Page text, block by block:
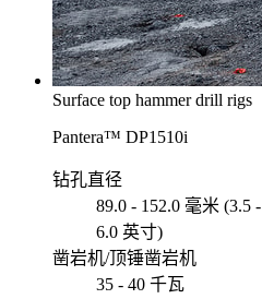
Surface top hammer drill rigs
Pantera™ DP1510i
钻孔直径
89.0 - 152.0 毫米 (3.5 -
6.0 英寸)
凿岩机/顶锤凿岩机
35 - 40 千瓦